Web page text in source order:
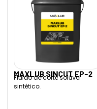
MAXLUB SINCUT EP-2
Fluido de corte solúvel
sintético.